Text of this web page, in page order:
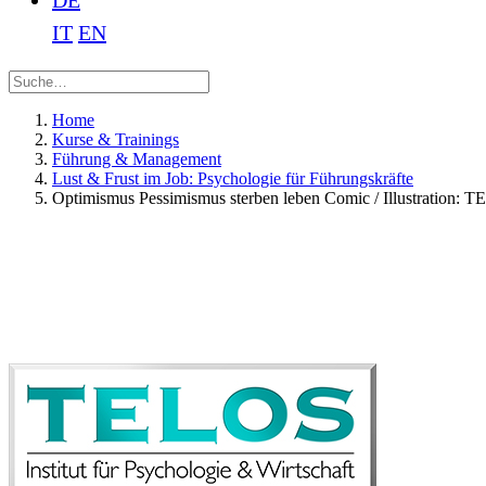
IT EN
Home
Kurse & Trainings
Führung & Management
Lust & Frust im Job: Psychologie für Führungskräfte
Optimismus Pessimismus sterben leben Comic / Illustration: